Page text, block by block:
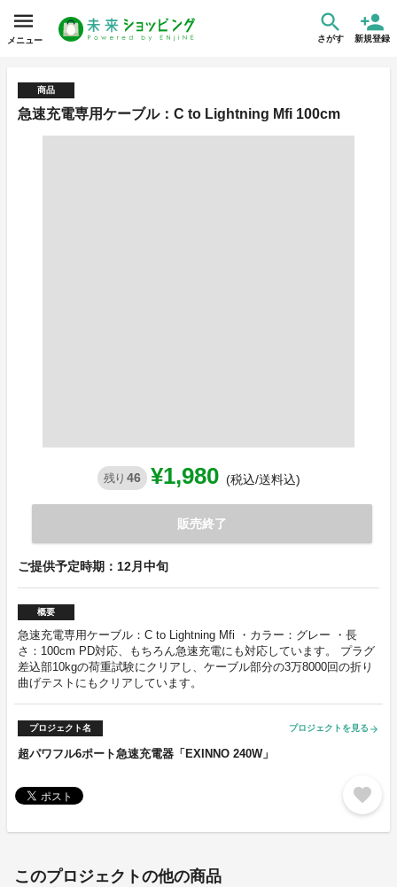
メニュー さがす 新規登録
商品
急速充電専用ケーブル：C to Lightning Mfi 100cm
残り 46 ¥1,980 (税込/送料込)
販売終了
ご提供予定時期：12月中旬
概要
急速充電専用ケーブル：C to Lightning Mfi ・カラー：グレー ・長
さ：100cm PD対応、もちろん急速充電にも対応しています。 プラグ
差込部10kgの荷重試験にクリアし、ケーブル部分の3万8000回の折り
曲げテストにもクリアしています。
プロジェクト名 プロジェクトを見る arrow_forward
超パワフル6ポート急速充電器「EXINNO 240W」
favorite
このプロジェクトの他の商品